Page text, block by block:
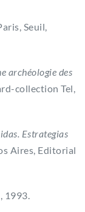
Seuil,
archéologie des
collection Tel,
Estrategias
Aires, Editorial
1993.